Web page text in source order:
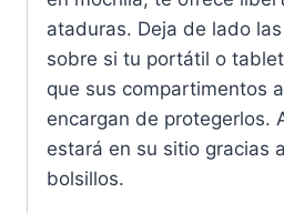
ataduras. Deja de lado
sobre si tu portátil o
que sus compartimentos
encargan de protegerlos.
estará en su sitio gracias
bolsillos.